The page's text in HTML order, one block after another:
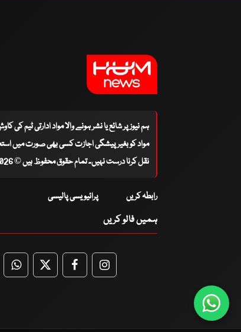
ہم نیوز پر شائع یا نشر ہونے والا مواد ادارتی ٹیم کی
مواد کو بغیر پیشگی اجازت کسی بھی صورت میں
نقل کرنا درست نہیں۔ تمام حقوق محفوظ ہیں © 2026
رابطہ کریں پرائیویسی پالیسی
ہمیں فالو کریں
WhatsApp
TwitterFacebookFacebook